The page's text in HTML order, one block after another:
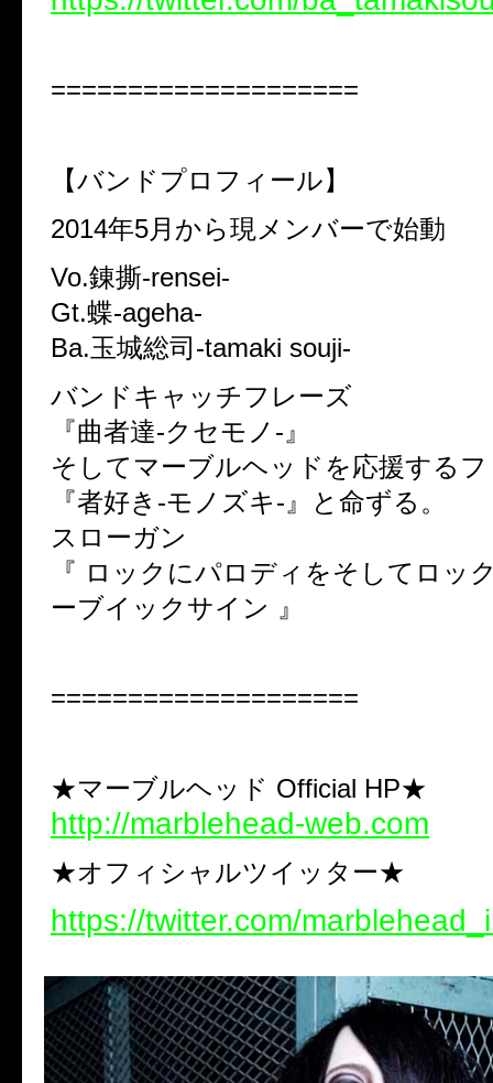
====================
【バンドプロフィール】
2014年5月から現メンバーで始動
Vo.錬撕-rensei-
Gt.蝶-ageha-
Ba.玉城総司-tamaki souji-
バンドキャッチフレーズ
『曲者達-クセモノ-』
そしてマーブルヘッドを応援する
『者好き-モノズキ-』と命ずる。
スローガン
『 ロックにパロディをそしてロッ
ーブイックサイン 』
====================
★マーブルヘッド Official HP★
http://marblehead-web.com
★オフィシャルツイッター★
https://twitter.com/